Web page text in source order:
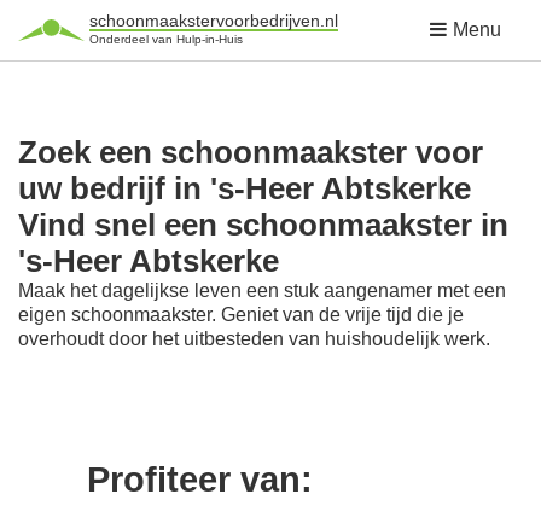
schoonmaakstervoorbedrijven.nl
Onderdeel van Hulp-in-Huis Menu
Zoek een schoonmaakster voor
uw bedrijf in 's-Heer Abtskerke
Vind snel een schoonmaakster in
's-Heer Abtskerke
Maak het dagelijkse leven een stuk aangenamer met een
eigen schoonmaakster. Geniet van de vrije tijd die je
overhoudt door het uitbesteden van huishoudelijk werk.
Profiteer van: